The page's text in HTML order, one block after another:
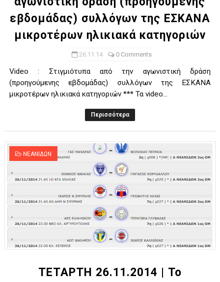
εβδομάδας) συλλόγων της ΕΣΚΑΝΑ
μικροτέρων ηλικιακά κατηγοριών
26.11.14 0 Comments
Video : Στιγμιότυπα από την αγωνιστική δράση
(προηγούμενης εβδομάδας) συλλόγων της ΕΣΚΑΝΑ
μικροτέρων ηλικιακά κατηγοριών *** Τα video...
Περισσότερα
ΝΕΑΝΙΔΩΝ
ΤΕΤΑΡΤΗ 26.11.2014 | Το